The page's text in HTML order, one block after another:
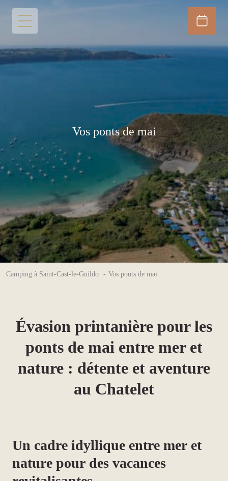
Vos ponts de mai
Camping à Saint-Cast-le-Guildo Vos ponts de mai
Évasion printanière pour les
ponts de mai entre mer et
nature : détente et aventure
au Chatelet
Un cadre idyllique entre mer et
nature pour des vacances